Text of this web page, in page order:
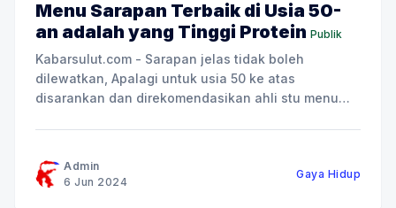
Menu Sarapan Terbaik di Usia 50-
an adalah yang Tinggi Protein Publik
Kabarsulut.com - Sarapan jelas tidak boleh
dilewatkan, Apalagi untuk usia 50 ke atas
disarankan dan direkomendasikan ahli stu menu
banyak perubahan mulai dari elemen sel,otot,
hingga tulang.Proses perubahan tidak bisa
Admin
6 Jun 2024
Gaya Hidup